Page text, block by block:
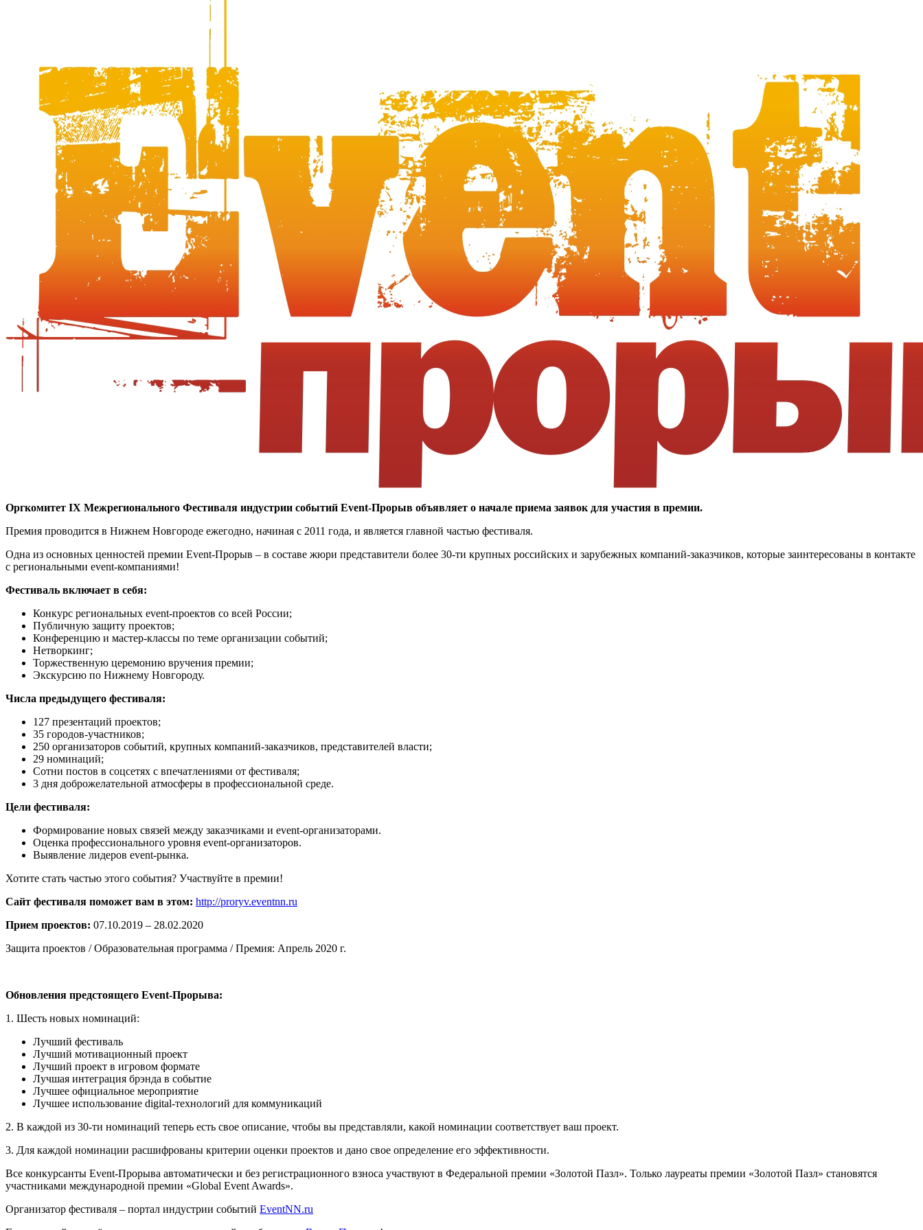
Оргкомитет IX Межрегионального Фестиваля индустрии событий Event-Прорыв объявляет о начале приема заявок для участия в премии.
Премия проводится в Нижнем Новгороде ежегодно, начиная с 2011 года, и является главной частью фестиваля.
Одна из основных ценностей премии Event-Прорыв – в составе жюри представители более 30-ти крупных российских и зарубежных компаний-заказчиков, которые заинтересованы в контакте
с региональными event-компаниями!
Фестиваль включает в себя:
Конкурс региональных event-проектов со всей России;
Публичную защиту проектов;
Конференцию и мастер-классы по теме организации событий;
Нетворкинг;
Торжественную церемонию вручения премии;
Экскурсию по Нижнему Новгороду.
Числа предыдущего фестиваля:
127 презентаций проектов;
35 городов-участников;
250 организаторов событий, крупных компаний-заказчиков, представителей власти;
29 номинаций;
Сотни постов в соцсетях с впечатлениями от фестиваля;
3 дня доброжелательной атмосферы в профессиональной среде.
Цели фестиваля:
Формирование новых связей между заказчиками и event-организаторами.
Оценка профессионального уровня event-организаторов.
Выявление лидеров event-рынка.
Хотите стать частью этого события? Участвуйте в премии!
Сайт фестиваля поможет вам в этом: http://proryv.eventnn.ru
Прием проектов: 07.10.2019 – 28.02.2020
Защита проектов / Образовательная программа / Премия: Апрель 2020 г.
Обновления предстоящего Event-Прорыва:
1. Шесть новых номинаций:
Лучший фестиваль
Лучший мотивационный проект
Лучший проект в игровом формате
Лучшая интеграция брэнда в событие
Лучшее официальное мероприятие
Лучшее использование digital-технологий для коммуникаций
2. В каждой из 30-ти номинаций теперь есть свое описание, чтобы вы представляли, какой номинации соответствует ваш проект.
3. Для каждой номинации расшифрованы критерии оценки проектов и дано свое определение его эффективности.
Все конкурсанты Event-Прорыва автоматически и без регистрационного взноса участвуют в Федеральной премии «Золотой Пазл». Только лауреаты премии «Золотой Пазл» становятся
участниками международной премии «Global Event Awards».
Организатор фестиваля – портал индустрии событий EventNN.ru